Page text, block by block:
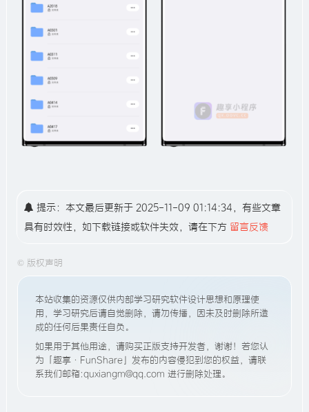
提示：本文最后更新于 2025-11-09 01:14:34，有些文章
具有时效性，如下载链接或软件失效，请在下方 留言反馈
© 版权声明
本站收集的资源仅供内部学习研究软件设计思想和原理使
用，学习研究后请自觉删除，请勿传播，因未及时删除所造
成的任何后果责任自负。
如果用于其他用途，请购买正版支持开发者，谢谢！若您认
为「趣享·FunShare」发布的内容侵犯到您的权益，请联
系我们邮箱:quxiangm@qq.com 进行删除处理。